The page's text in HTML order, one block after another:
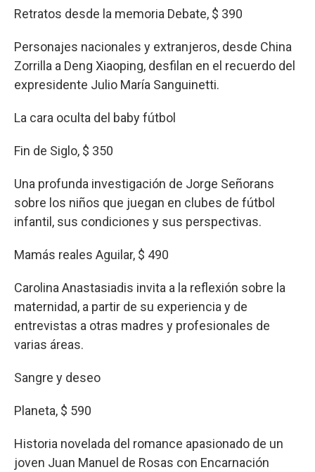
Retratos desde la memoria Debate, $ 390
Personajes nacionales y extranjeros, desde China
Zorrilla a Deng Xiaoping, desfilan en el recuerdo del
expresidente Julio María Sanguinetti.
La cara oculta del baby fútbol
Fin de Siglo, $ 350
Una profunda investigación de Jorge Señorans
sobre los niños que juegan en clubes de fútbol
infantil, sus condiciones y sus perspectivas.
Mamás reales Aguilar, $ 490
Carolina Anastasiadis invita a la reflexión sobre la
maternidad, a partir de su experiencia y de
entrevistas a otras madres y profesionales de
varias áreas.
Sangre y deseo
Planeta, $ 590
Historia novelada del romance apasionado de un
joven Juan Manuel de Rosas con Encarnación